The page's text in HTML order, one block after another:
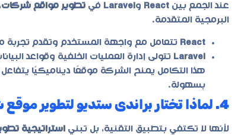
عند الجمع بين React و Laravel في تطوير مواقع شركات
البرمجية المتقدمة.
React تتعامل مع واجهة المستخدم وتقدم تجربة
Laravel تتولى إدارة العمليات الخلفية وقواعد
هذا التكامل يمنح الشركة موقعًا ديناميكيًا
بسهولة.
4. لماذا تختار براندى ستديو لتطوير موقع شركتك؟
لأنها لا تكتفي بتطبيق التقنية، بل تبني استراتيجية